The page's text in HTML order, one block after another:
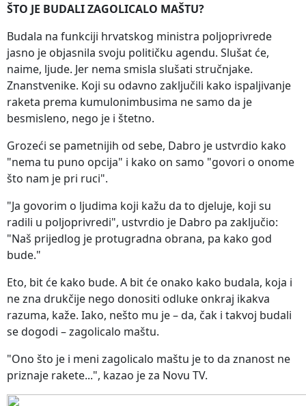
ŠTO JE BUDALI ZAGOLICALO MAŠTU?
Budala na funkciji hrvatskog ministra poljoprivrede
jasno je objasnila svoju političku agendu. Slušat će,
naime, ljude. Jer nema smisla slušati stručnjake.
Znanstvenike. Koji su odavno zaključili kako ispaljivanje
raketa prema kumulonimbusima ne samo da je
besmisleno, nego je i štetno.
Grozeći se pametnijih od sebe, Dabro je ustvrdio kako
"nema tu puno opcija" i kako on samo "govori o onome
što nam je pri ruci".
"Ja govorim o ljudima koji kažu da to djeluje, koji su
radili u poljoprivredi", ustvrdio je Dabro pa zaključio:
"Naš prijedlog je protugradna obrana, pa kako god
bude."
Eto, bit će kako bude. A bit će onako kako budala, koja i
ne zna drukčije nego donositi odluke onkraj ikakva
razuma, kaže. Iako, nešto mu je – da, čak i takvoj budali
se dogodi – zagolicalo maštu.
"Ono što je i meni zagolicalo maštu je to da znanost ne
priznaje rakete...", kazao je za Novu TV.